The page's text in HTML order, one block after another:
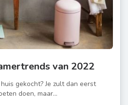
van 2022
gekocht? Je zult dan eerst
doen, maar...